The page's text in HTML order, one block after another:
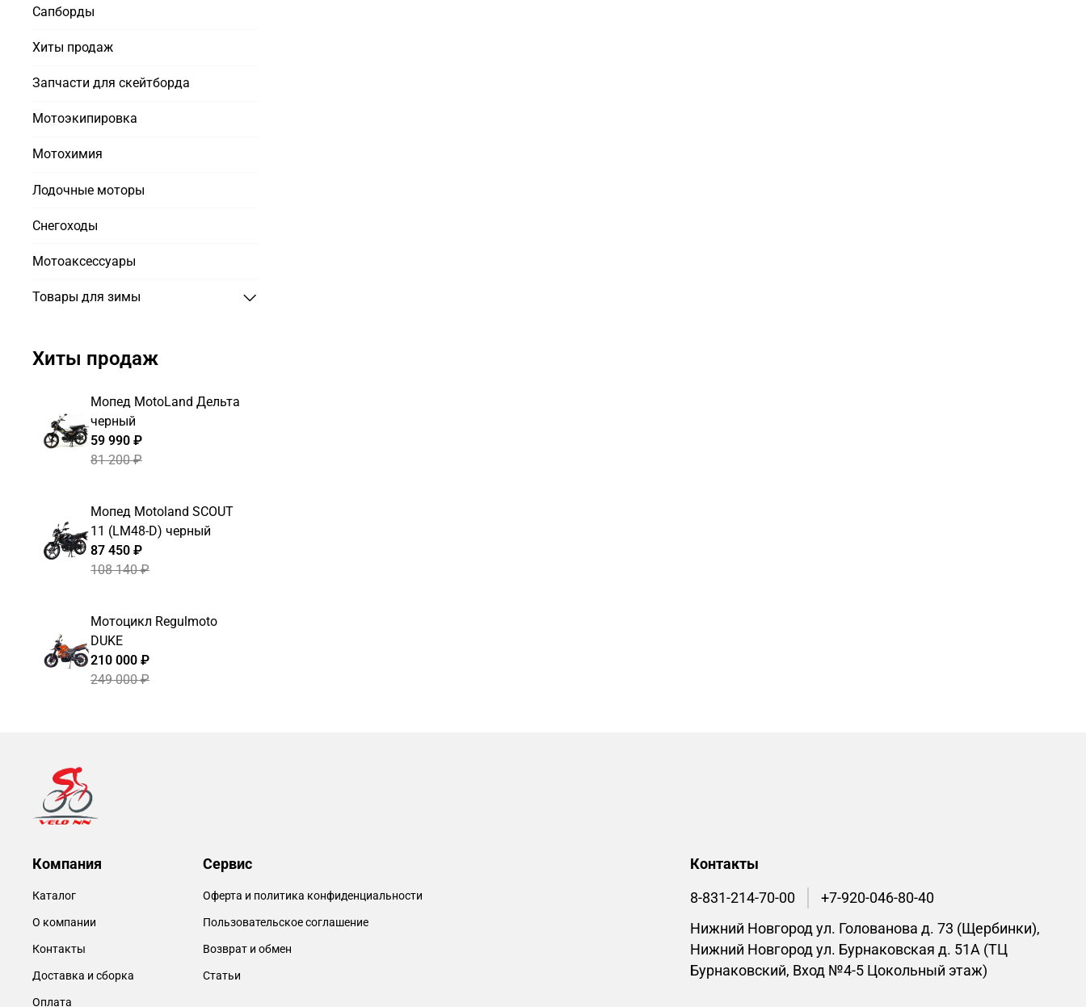
Сапборды
Хиты продаж
Запчасти для скейтборда
Мотоэкипировка
Мотохимия
Лодочные моторы
Снегоходы
Мотоаксессуары
Товары для зимы
Хиты продаж
Мопед MotoLand Дельта
черный
59 990 ₽
81 200 ₽
Мопед Motoland SCOUT
11 (LM48-D) черный
87 450 ₽
108 140 ₽
Мотоцикл Regulmoto
DUKE
210 000 ₽
249 000 ₽
Компания
Каталог
О компании
Контакты
Доставка и сборка
Оплата
Сервис
Оферта и политика конфиденциальности
Пользовательское соглашение
Возврат и обмен
Статьи
Контакты
8-831-214-70-00
+7-920-046-80-40
Нижний Новгород ул. Голованова д. 73 (Щербинки),
Нижний Новгород ул. Бурнаковская д. 51А (ТЦ
Бурнаковский, Вход №4-5 Цокольный этаж)